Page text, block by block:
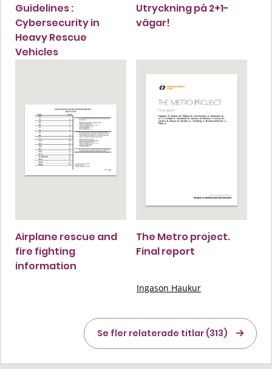
Guidelines :
Cybersecurity in
Heavy Rescue
Vehicles
Utryckning på 2+1-
vägar!
Airplane rescue and
fire fighting
information
The Metro project.
Final report
Ingason Haukur
Se fler relaterade titlar (313)